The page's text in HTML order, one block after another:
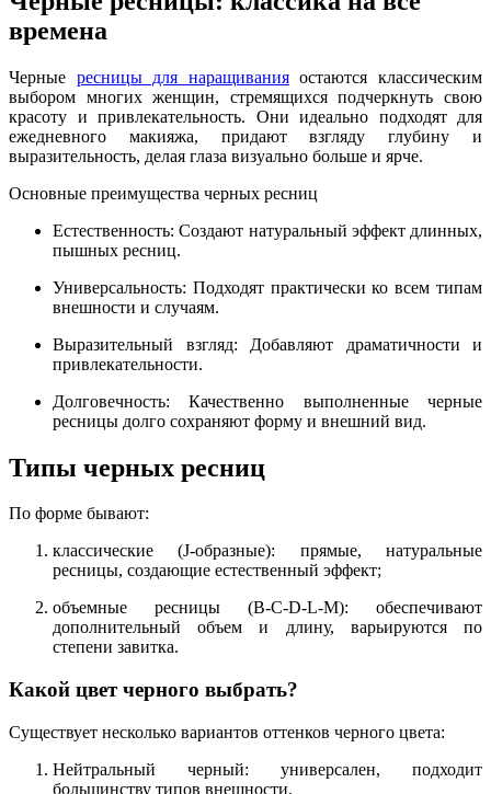
времена
Черные ресницы для наращиванияостаются классическим
выбором многих женщин, стремящихся подчеркнуть свою
красоту и привлекательность. Они идеально подходят для
ежедневного макияжа, придают взгляду глубину и
выразительность, делая глаза визуально больше и ярче.
Основные преимущества черных ресниц
Естественность: Создают натуральный эффект длинных,
пышных ресниц.
Универсальность: Подходят практически ко всем типам
внешности и случаям.
Выразительный взгляд: Добавляют драматичности и
привлекательности.
Долговечность: Качественно выполненные черные
ресницы долго сохраняют форму и внешний вид.
Типы черных ресниц
По форме бывают:
классические (J-образные): прямые, натуральные
ресницы, создающие естественный эффект;
объемные ресницы (B-C-D-L-M): обеспечивают
дополнительный объем и длину, варьируются по
степени завитка.
Какой цвет черного выбрать?
Существует несколько вариантов оттенков черного цвета:
Нейтральный черный: универсален, подходит
большинству типов внешности.